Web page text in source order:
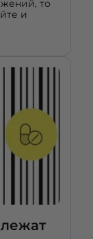
то
и